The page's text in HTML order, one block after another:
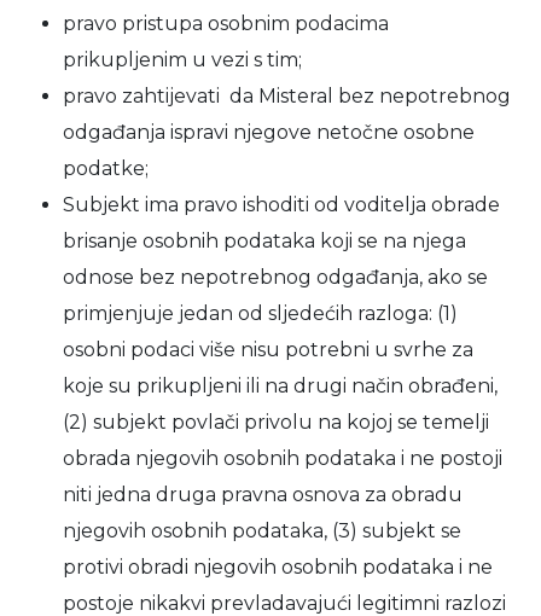
pravo pristupa osobnim podacima
prikupljenim u vezi s tim;
pravo zahtijevati da Misteral bez nepotrebnog
odgađanja ispravi njegove netočne osobne
podatke;
Subjekt ima pravo ishoditi od voditelja obrade
brisanje osobnih podataka koji se na njega
odnose bez nepotrebnog odgađanja, ako se
primjenjuje jedan od sljedećih razloga: (1)
osobni podaci više nisu potrebni u svrhe za
koje su prikupljeni ili na drugi način obrađeni,
(2) subjekt povlači privolu na kojoj se temelji
obrada njegovih osobnih podataka i ne postoji
niti jedna druga pravna osnova za obradu
njegovih osobnih podataka, (3) subjekt se
protivi obradi njegovih osobnih podataka i ne
postoje nikakvi prevladavajući legitimni razlozi